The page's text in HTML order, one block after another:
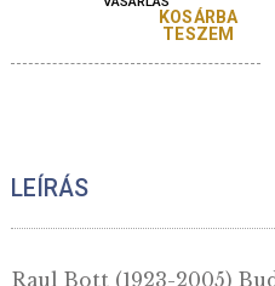
VÁSÁRLÁS
KOSÁRBA
TESZEM